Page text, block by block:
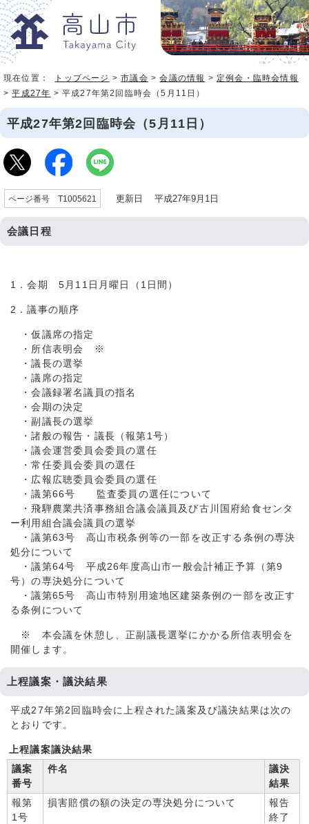
現在位置： トップページ >市議会 >会議の情報 > 定例会・臨時会情報
>平成27年 > 平成27年第2回臨時会（5月11日）
平成27年第2回臨時会（5月11日）
ページ番号 T1005621 更新日 平成27年9月1日
会議日程
1．会期 5月11日月曜日（1日間）
2．議事の順序
・仮議席の指定
・所信表明会 ※
・議長の選挙
・議席の指定
・会議録署名議員の指名
・会期の決定
・副議長の選挙
・諸般の報告・議長（報第1号）
・議会運営委員会委員の選任
・常任委員会委員の選任
・広報広聴委員会委員の選任
・議第66号 監査委員の選任について
・飛騨農業共済事務組合議会議員及び古川国府給食センタ
ー利用組合議会議員の選挙
・議第63号 高山市税条例等の一部を改正する条例の専決
処分について
・議第64号 平成26年度高山市一般会計補正予算（第9
号）の専決処分について
・議第65号 高山市特別用途地区建築条例の一部を改正す
る条例について
※ 本会議を休憩し、正副議長選挙にかかる所信表明会を
開催します。
上程議案・議決結果
平成27年第2回臨時会に上程された議案及び議決結果は次の
とおりです。
上程議案議決結果
議案
番号
件名
議決
結果
報第
1号
損害賠償の額の決定の専決処分について
報告
終了